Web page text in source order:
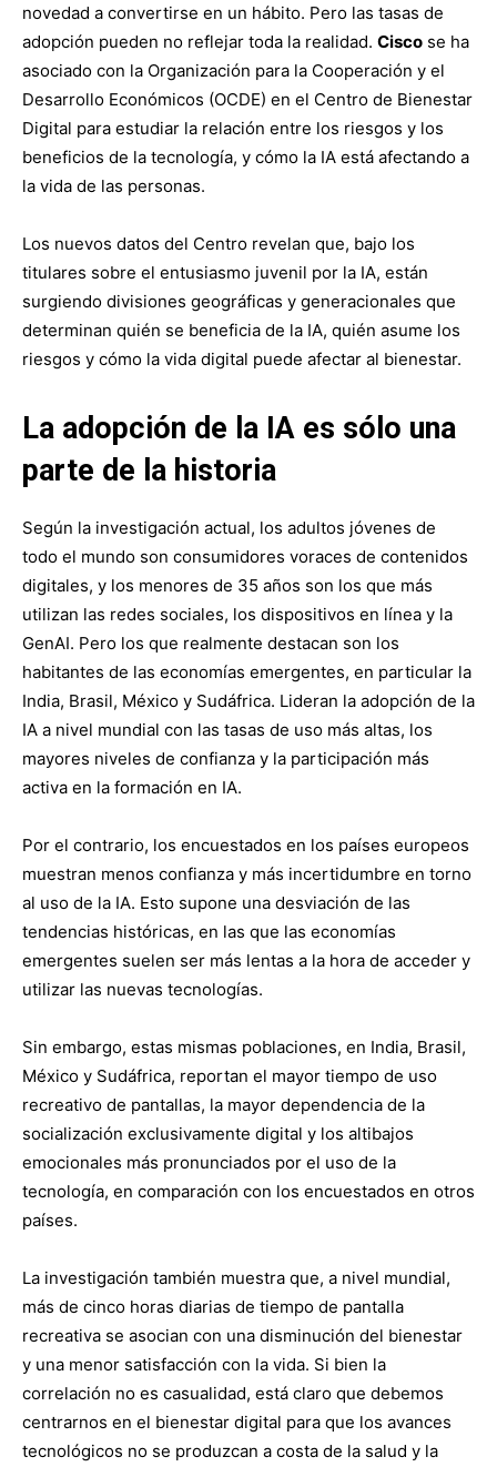
novedad a convertirse en un hábito. Pero las tasas de
adopción pueden no reflejar toda la realidad. Cisco se ha
asociado con la Organización para la Cooperación y el
Desarrollo Económicos (OCDE) en el Centro de Bienestar
Digital para estudiar la relación entre los riesgos y los
beneficios de la tecnología, y cómo la IA está afectando a
la vida de las personas.
Los nuevos datos del Centro revelan que, bajo los
titulares sobre el entusiasmo juvenil por la IA, están
surgiendo divisiones geográficas y generacionales que
determinan quién se beneficia de la IA, quién asume los
riesgos y cómo la vida digital puede afectar al bienestar.
La adopción de la IA es sólo una
parte de la historia
Según la investigación actual, los adultos jóvenes de
todo el mundo son consumidores voraces de contenidos
digitales, y los menores de 35 años son los que más
utilizan las redes sociales, los dispositivos en línea y la
GenAI. Pero los que realmente destacan son los
habitantes de las economías emergentes, en particular la
India, Brasil, México y Sudáfrica. Lideran la adopción de la
IA a nivel mundial con las tasas de uso más altas, los
mayores niveles de confianza y la participación más
activa en la formación en IA.
Por el contrario, los encuestados en los países europeos
muestran menos confianza y más incertidumbre en torno
al uso de la IA. Esto supone una desviación de las
tendencias históricas, en las que las economías
emergentes suelen ser más lentas a la hora de acceder y
utilizar las nuevas tecnologías.
Sin embargo, estas mismas poblaciones, en India, Brasil,
México y Sudáfrica, reportan el mayor tiempo de uso
recreativo de pantallas, la mayor dependencia de la
socialización exclusivamente digital y los altibajos
emocionales más pronunciados por el uso de la
tecnología, en comparación con los encuestados en otros
países.
La investigación también muestra que, a nivel mundial,
más de cinco horas diarias de tiempo de pantalla
recreativa se asocian con una disminución del bienestar
y una menor satisfacción con la vida. Si bien la
correlación no es casualidad, está claro que debemos
centrarnos en el bienestar digital para que los avances
tecnológicos no se produzcan a costa de la salud y la